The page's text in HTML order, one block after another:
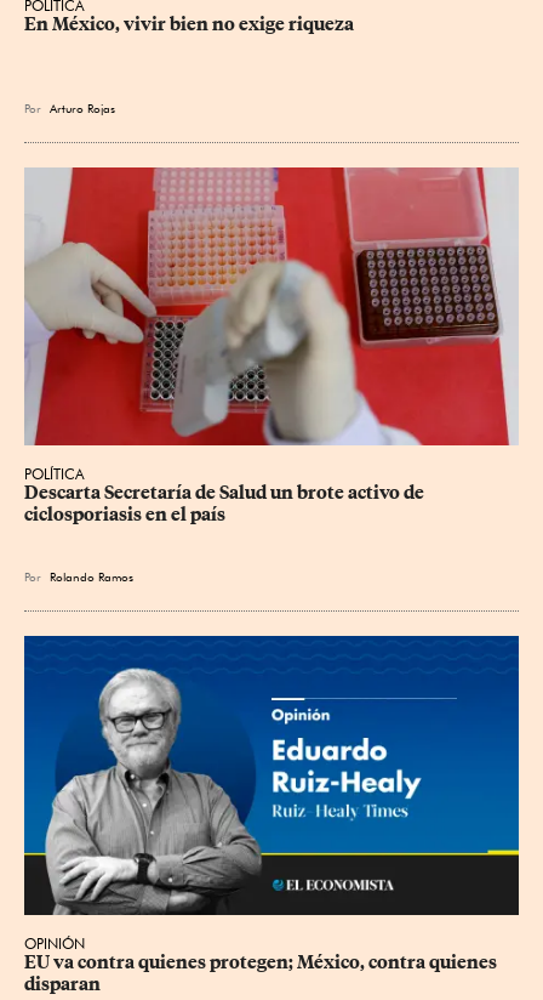
POLÍTICA
En México, vivir bien no exige riqueza
Por Arturo Rojas
POLÍTICA
Descarta Secretaría de Salud un brote activo de
ciclosporiasis en el país
Por Rolando Ramos
OPINIÓN
EU va contra quienes protegen; México, contra quienes
disparan